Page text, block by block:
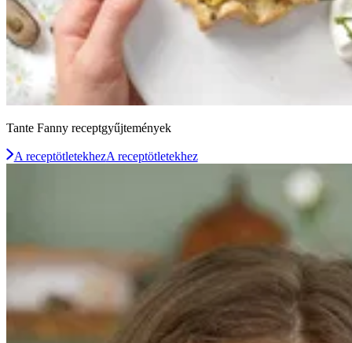
Tante Fanny receptgyűjtemények
A receptötletekhezA receptötletekhez